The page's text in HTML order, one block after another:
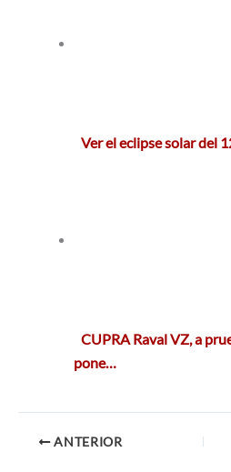
Ver el eclipse solar del
CUPRA Raval VZ, a
pone…
ANTERIOR